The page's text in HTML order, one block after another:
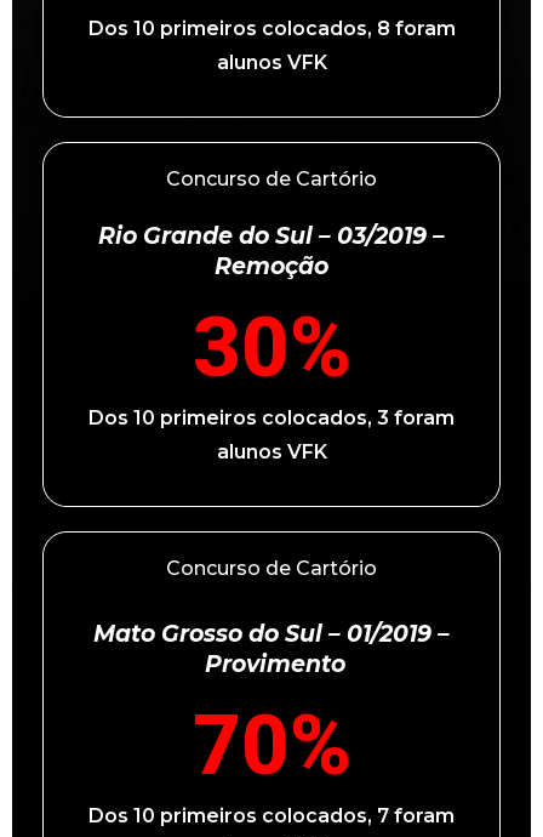
Dos 10 primeiros colocados, 8 foram
alunos VFK
Concurso de Cartório
Rio Grande do Sul – 03/2019 –
Remoção
30%
Dos 10 primeiros colocados, 3 foram
alunos VFK
Concurso de Cartório
Mato Grosso do Sul – 01/2019 –
Provimento
70%
Dos 10 primeiros colocados, 7 foram